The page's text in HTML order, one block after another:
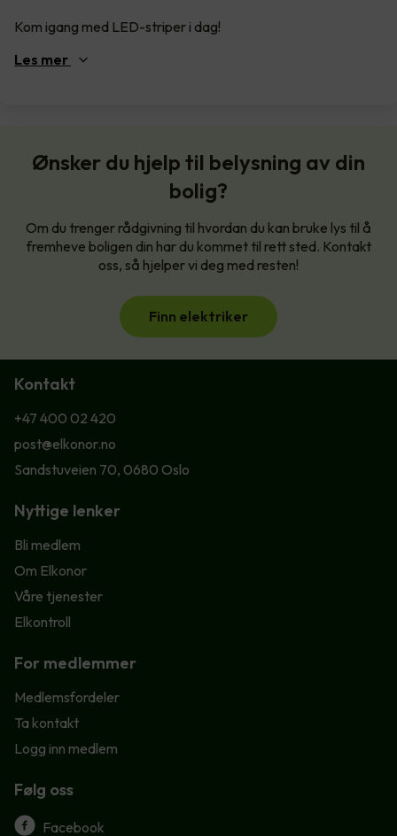
Kom igang med LED-striper i dag!
Les mer
Ønsker du hjelp til belysning av din
bolig?
Om du trenger rådgivning til hvordan du kan bruke lys til å
fremheve boligen din har du kommet til rett sted. Kontakt
oss, så hjelper vi deg med resten!
Finn elektriker
Kontakt
+47 400 02 420
post@elkonor.no
Sandstuveien 70, 0680 Oslo
Nyttige lenker
Bli medlem
Om Elkonor
Våre tjenester
Elkontroll
For medlemmer
Medlemsfordeler
Ta kontakt
Logg inn medlem
Følg oss
Facebook